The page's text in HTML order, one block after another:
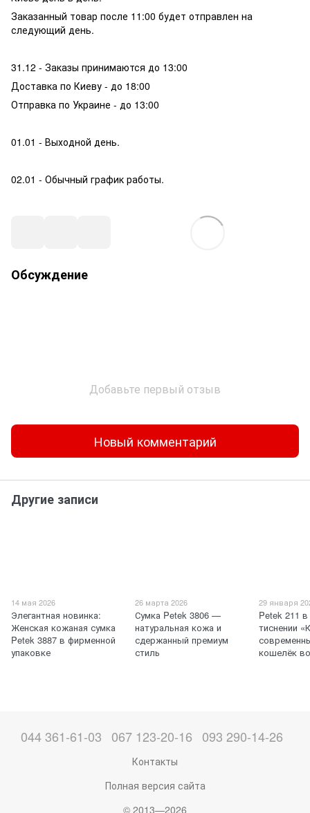
Заказанный товар после 11:00 будет отправлен на
следующий день.
31.12 - Заказы принимаются до 13:00
Доставка по Киеву - до 18:00
Отправка по Украине - до 13:00
01.01 - Выходной день.
02.01 - Обычный график работы.
Обсуждение
Добавьте первый отзыв
Новый комментарий
Другие записи
14 мая 2026
Элегантная новинка:
Женская кожаная сумка
Petek 3887 в фирменной
упаковке
26 марта 2026
Сумка Petek 3806 —
натуральная кожа и
сдержанный премиум
стиль
29 января
Petek 211
тиснении
кошелёк
044 361-61-03 067 123-20-16 093 290-14-26
Контакты
Полная версия сайта
© 2013—2026